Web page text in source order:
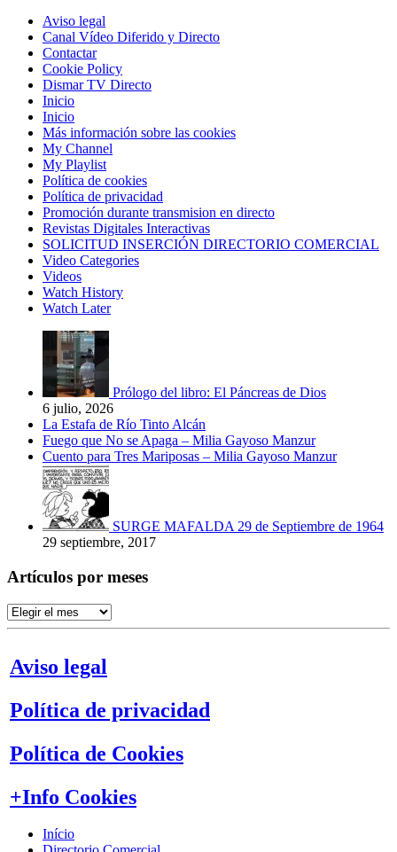
Aviso legal
Canal Vídeo Diferido y Directo
Contactar
Cookie Policy
Dismar TV Directo
Inicio
Inicio
Más información sobre las cookies
My Channel
My Playlist
Política de cookies
Política de privacidad
Promoción durante transmision en directo
Revistas Digitales Interactivas
SOLICITUD INSERCIÓN DIRECTORIO COMERCIAL
Video Categories
Videos
Watch History
Watch Later
Prólogo del libro: El Páncreas de Dios
6 julio, 2026
La Estafa de Río Tinto Alcán
Fuego que No se Apaga – Milia Gayoso Manzur
Cuento para Tres Mariposas – Milia Gayoso Manzur
SURGE MAFALDA 29 de Septiembre de 1964
29 septiembre, 2017
Artículos por meses
Artículos
por
Aviso legal
Política de privacidad
Política de Cookies
+Info Cookies
Início